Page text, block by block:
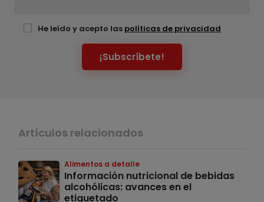
He leído y acepto las políticas de privacidad
¡Subscríbete!
Artículos relacionados
Alimentos a detalle
Información nutricional de bebidas
alcohólicas: avances en el
etiquetado